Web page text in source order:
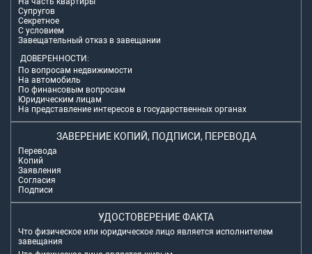
Супругов
Секретное
С условием
Завещательный отказ в завещании
ДОВЕРЕННОСТИ:
По вопросам недвижимости
На автомобиль
По финансовым вопросам
Юридическим лицам
На представление интересов в государственных органах
ЗАВЕРЕНИЕ КОПИЙ, ПОДПИСИ, ПЕРЕВОДА
Перевода
Копий
Заявления
Согласия
Подписи
УДОСТОВЕРЕНИЕ ФАКТА
Что физическое или юридическое лицо является исполнителем
завещания